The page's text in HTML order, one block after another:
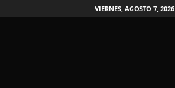
VIERNES, AGOSTO 7, 2026